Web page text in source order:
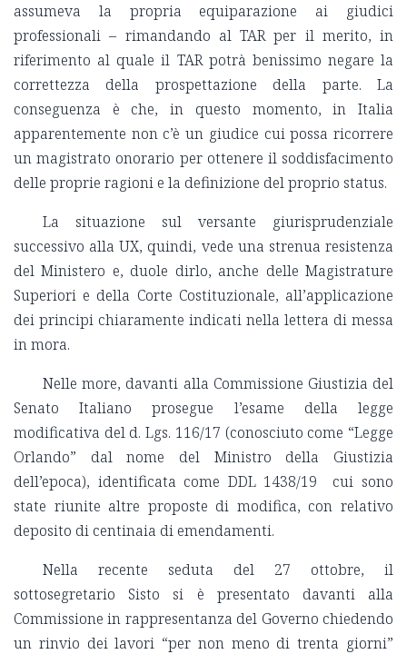
assumeva la propria equiparazione ai giudici
professionali – rimandando al TAR per il merito, in
riferimento al quale il TAR potrà benissimo negare la
correttezza della prospettazione della parte. La
conseguenza è che, in questo momento, in Italia
apparentemente non c’è un giudice cui possa ricorrere
un magistrato onorario per ottenere il soddisfacimento
delle proprie ragioni e la definizione del proprio status.
La situazione sul versante giurisprudenziale
successivo alla UX, quindi, vede una strenua resistenza
del Ministero e, duole dirlo, anche delle Magistrature
Superiori e della Corte Costituzionale, all’applicazione
dei principi chiaramente indicati nella lettera di messa
in mora.
Nelle more, davanti alla Commissione Giustizia del
Senato Italiano prosegue l’esame della legge
modificativa del d. Lgs. 116/17 (conosciuto come “Legge
Orlando” dal nome del Ministro della Giustizia
dell’epoca), identificata come DDL 1438/19 cui sono
state riunite altre proposte di modifica, con relativo
deposito di centinaia di emendamenti.
Nella recente seduta del 27 ottobre, il
sottosegretario Sisto si è presentato davanti alla
Commissione in rappresentanza del Governo chiedendo
un rinvio dei lavori “per non meno di trenta giorni”